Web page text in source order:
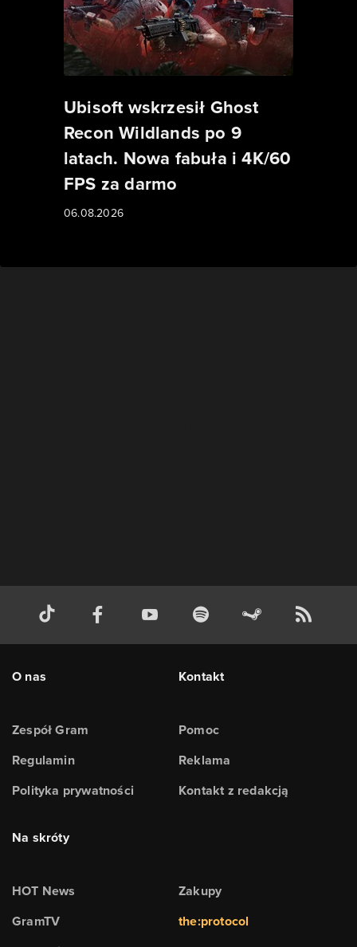
Ubisoft wskrzesił Ghost
Recon Wildlands po 9
latach. Nowa fabuła i 4K/60
FPS za darmo
06.08.2026
O nas
Zespół Gram
Regulamin
Polityka prywatności
Kontakt
Pomoc
Reklama
Kontakt z redakcją
Na skróty
HOT News
GramTV
Zakupy
the:protocol